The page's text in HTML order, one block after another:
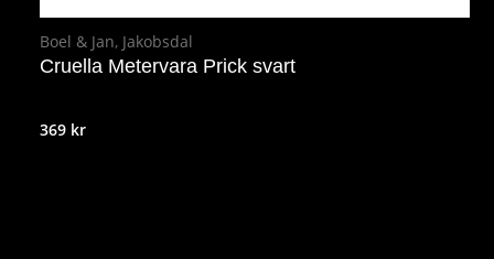
Boel & Jan, Jakobsdal
Cruella Metervara Prick svart
369 kr